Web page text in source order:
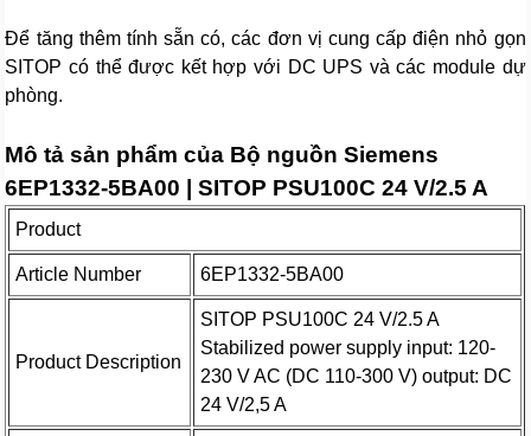
Để tăng thêm tính sẵn có, các đơn vị cung cấp điện nhỏ gọn
SITOP có thể được kết hợp với DC UPS và các module dự
phòng.
Mô tả sản phẩm của Bộ nguồn Siemens
6EP1332-5BA00 | SITOP PSU100C 24 V/2.5 A
Product
Article Number 6EP1332-5BA00
Product Description
SITOP PSU100C 24 V/2.5 A
Stabilized power supply input: 120-
230 V AC (DC 110-300 V) output: DC
24 V/2,5 A